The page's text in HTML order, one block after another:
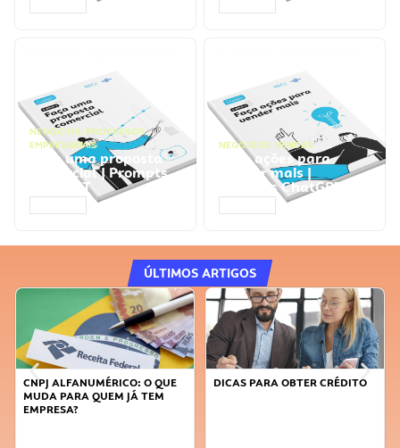
NEGÓCIOS, PROCESSOS
EMPRESARIAIS
Faça uma proposta
comercial | Prompts
ChatGPT
NEGÓCIOS, VENDAS
Faça ações para
vender mais |
Prompts ChatGPT
ÚLTIMOS ARTIGOS
CNPJ ALFANUMÉRICO: O QUE
MUDA PARA QUEM JÁ TEM
EMPRESA?
DICAS PARA OBTER CRÉDITO